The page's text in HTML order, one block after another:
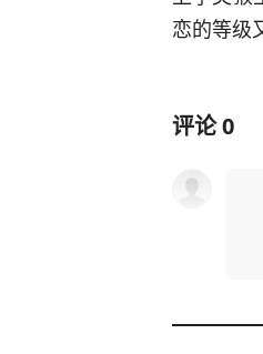
恋的等级
评论0